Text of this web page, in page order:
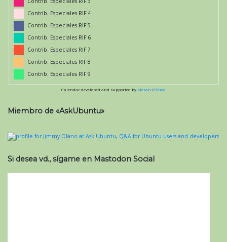
Contrib. Especiales RIF 4
Contrib. Especiales RIF 5
Contrib. Especiales RIF 6
Contrib. Especiales RIF 7
Contrib. Especiales RIF 8
Contrib. Especiales RIF 9
Calendar developed and supported by Kieran O'Shea
Miembro de «AskUbuntu»
Si desea vd., sígame en Mastodon Social